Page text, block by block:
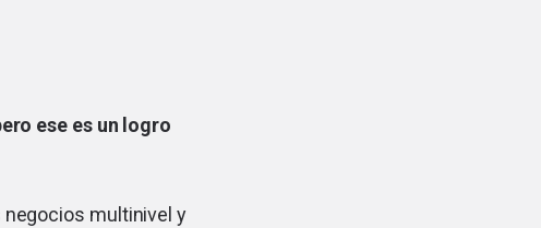
ese es un logro
negocios multinivel y